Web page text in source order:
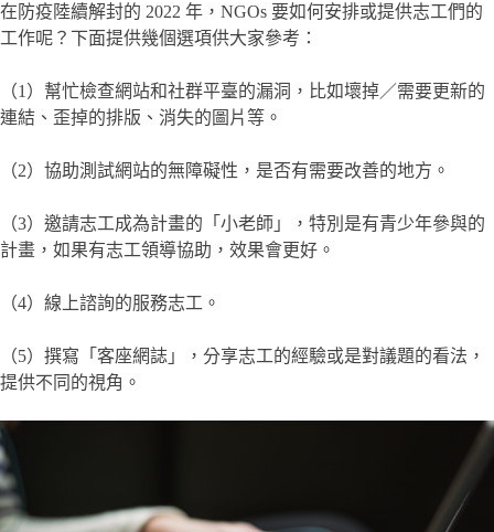
在防疫陸續解封的 2022 年，NGOs 要如何安排或提供志工們的
工作呢？下面提供幾個選項供大家參考：
（1）幫忙檢查網站和社群平臺的漏洞，比如壞掉／需要更新的
連結、歪掉的排版、消失的圖片等。
（2）協助測試網站的無障礙性，是否有需要改善的地方。
（3）邀請志工成為計畫的「小老師」，特別是有青少年參與的
計畫，如果有志工領導協助，效果會更好。
（4）線上諮詢的服務志工。
（5）撰寫「客座網誌」，分享志工的經驗或是對議題的看法，
提供不同的視角。